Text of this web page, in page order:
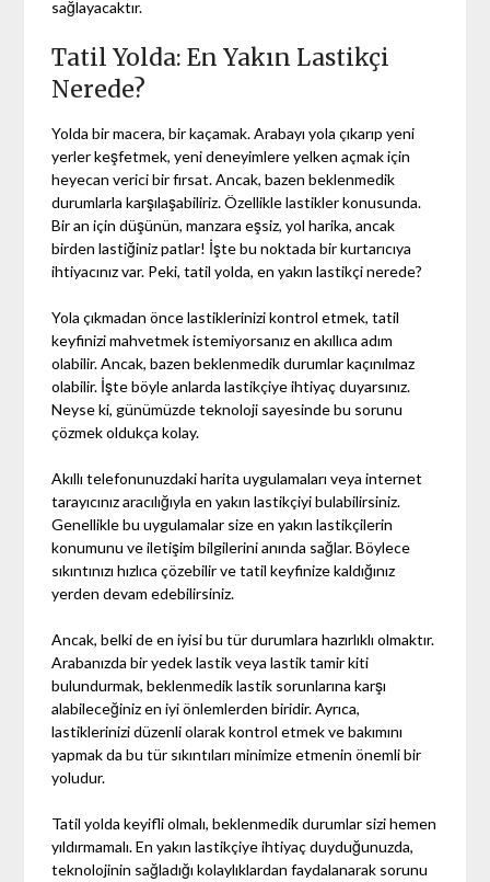
sağlayacaktır.
Tatil Yolda: En Yakın Lastikçi
Nerede?
Yolda bir macera, bir kaçamak. Arabayı yola çıkarıp yeni
yerler keşfetmek, yeni deneyimlere yelken açmak için
heyecan verici bir fırsat. Ancak, bazen beklenmedik
durumlarla karşılaşabiliriz. Özellikle lastikler konusunda.
Bir an için düşünün, manzara eşsiz, yol harika, ancak
birden lastiğiniz patlar! İşte bu noktada bir kurtarıcıya
ihtiyacınız var. Peki, tatil yolda, en yakın lastikçi nerede?
Yola çıkmadan önce lastiklerinizi kontrol etmek, tatil
keyfinizi mahvetmek istemiyorsanız en akıllıca adım
olabilir. Ancak, bazen beklenmedik durumlar kaçınılmaz
olabilir. İşte böyle anlarda lastikçiye ihtiyaç duyarsınız.
Neyse ki, günümüzde teknoloji sayesinde bu sorunu
çözmek oldukça kolay.
Akıllı telefonunuzdaki harita uygulamaları veya internet
tarayıcınız aracılığıyla en yakın lastikçiyi bulabilirsiniz.
Genellikle bu uygulamalar size en yakın lastikçilerin
konumunu ve iletişim bilgilerini anında sağlar. Böylece
sıkıntınızı hızlıca çözebilir ve tatil keyfinize kaldığınız
yerden devam edebilirsiniz.
Ancak, belki de en iyisi bu tür durumlara hazırlıklı olmaktır.
Arabanızda bir yedek lastik veya lastik tamir kiti
bulundurmak, beklenmedik lastik sorunlarına karşı
alabileceğiniz en iyi önlemlerden biridir. Ayrıca,
lastiklerinizi düzenli olarak kontrol etmek ve bakımını
yapmak da bu tür sıkıntıları minimize etmenin önemli bir
yoludur.
Tatil yolda keyifli olmalı, beklenmedik durumlar sizi hemen
yıldırmamalı. En yakın lastikçiye ihtiyaç duyduğunuzda,
teknolojinin sağladığı kolaylıklardan faydalanarak sorunu